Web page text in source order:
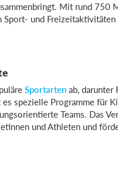
Mit rund 750
Sport- und
Sportarten ab, darunter
spezielle Programme für
Teams. Das
und Athleten und